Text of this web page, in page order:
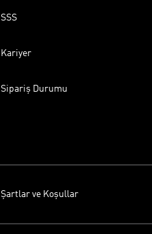
SSS
Kariyer
Sipariş Durumu
Şartlar ve Koşullar